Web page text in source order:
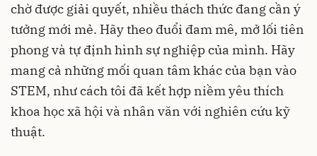
chờ được giải quyết, nhiều thách thức đang cần ý
tưởng mới mẻ. Hãy theo đuổi đam mê, mở lối tiên
phong và tự định hình sự nghiệp của mình. Hãy
mang cả những mối quan tâm khác của bạn vào
STEM, như cách tôi đã kết hợp niềm yêu thích
khoa học xã hội và nhân văn với nghiên cứu kỹ
thuật.